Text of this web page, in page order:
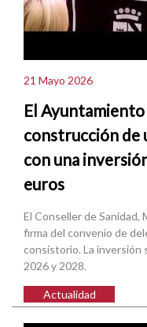
21 Mayo 2026
El
construcción de
con una
euros
El Conseller de Sanidad,
firma del convenio de
consistorio. La inversión
2026 y 2028.
Actualidad